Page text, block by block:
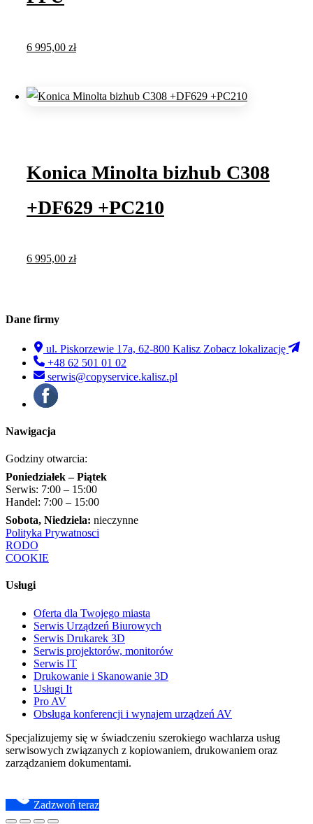
6 995,00 zł
Konica Minolta bizhub C308
+DF629 +PC210
6 995,00 zł
Dane firmy
ul. Piskorzewie 17a, 62-800 Kalisz Zobacz lokalizację
+48 62 501 01 02
serwis@copyservice.kalisz.pl
Nawigacja
Godziny otwarcia:
Poniedziałek – Piątek
Serwis: 7:00 – 15:00
Handel: 7:00 – 15:00
Sobota, Niedziela: nieczynne
Polityka Prywatnosci
RODO
COOKIE
Usługi
Oferta dla Twojego miasta
Serwis Urządzeń Biurowych
Serwis Drukarek 3D
Serwis projektorów, monitorów
Serwis IT
Drukowanie i Skanowanie 3D
Usługi It
Pro AV
Obsługa konferencji i wynajem urządzeń AV
Specjalizujemy się w świadczeniu szerokiego wachlarza usług
serwisowych związanych z kopiowaniem, drukowaniem oraz
zarządzaniem dokumentami.
Zadzwoń teraz